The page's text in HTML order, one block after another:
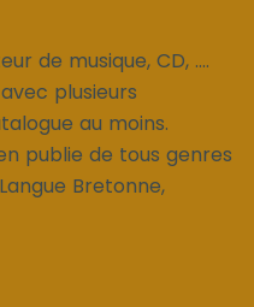
de musique, CD, ....
plusieurs
au moins.
publie de tous genres
Bretonne,